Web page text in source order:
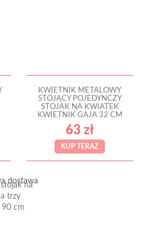
KWIETNIK METALOWY
STOJĄCY POJEDYNCZY
STOJAK NA KWIATEK
KWIETNIK GAJA 32 CM
63 zł
KUP TERAZ